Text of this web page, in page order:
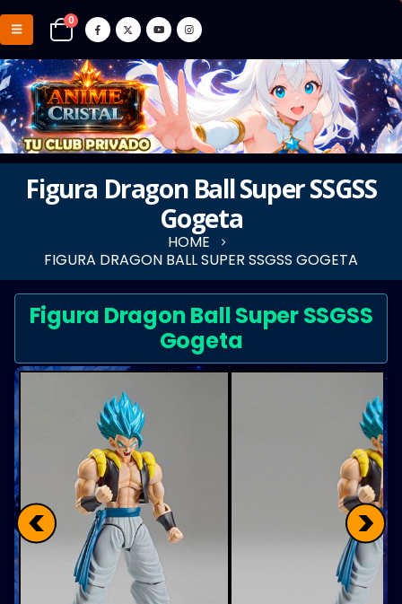
0
Figura Dragon Ball Super SSGSS
Gogeta
HOME
FIGURA DRAGON BALL SUPER SSGSS GOGETA
Figura Dragon Ball Super SSGSS
Gogeta
< >